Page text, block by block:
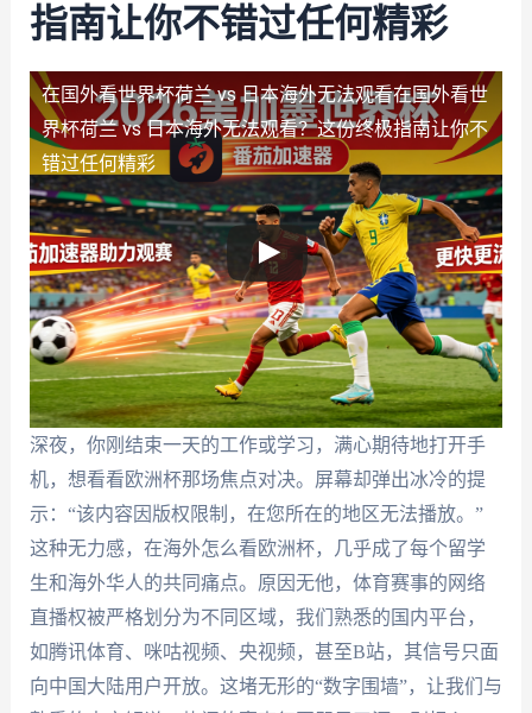
指南让你不错过任何精彩
在国外看世界杯荷兰 vs 日本海外无法观看在国外看世
界杯荷兰 vs 日本海外无法观看？这份终极指南让你不
错过任何精彩
深夜，你刚结束一天的工作或学习，满心期待地打开手
机，想看看欧洲杯那场焦点对决。屏幕却弹出冰冷的提
示：“该内容因版权限制，在您所在的地区无法播放。”
这种无力感，在海外怎么看欧洲杯，几乎成了每个留学
生和海外华人的共同痛点。原因无他，体育赛事的网络
直播权被严格划分为不同区域，我们熟悉的国内平台，
如腾讯体育、咪咕视频、央视频，甚至B站，其信号只面
向中国大陆用户开放。这堵无形的“数字围墙”，让我们与